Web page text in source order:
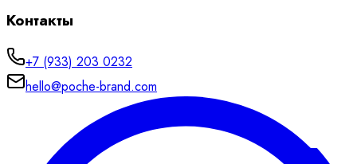
Контакты
+7 (933) 203 0232
hello@poche-brand.com